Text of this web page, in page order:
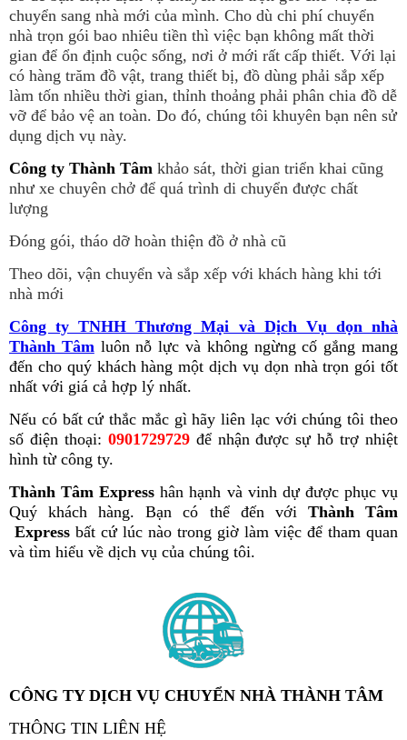
chuyển sang nhà mới của mình. Cho dù chi phí chuyển
nhà trọn gói bao nhiêu tiền thì việc bạn không mất thời
gian để ổn định cuộc sống, nơi ở mới rất cấp thiết. Với lại
có hàng trăm đồ vật, trang thiết bị, đồ dùng phải sắp xếp
làm tốn nhiều thời gian, thỉnh thoảng phải phân chia đồ dễ
vỡ để bảo vệ an toàn. Do đó, chúng tôi khuyên bạn nên sử
dụng dịch vụ này.
Công ty Thành Tâm khảo sát, thời gian triển khai cũng
như xe chuyên chở để quá trình di chuyển được chất
lượng
Đóng gói, tháo dỡ hoàn thiện đồ ở nhà cũ
Theo dõi, vận chuyển và sắp xếp với khách hàng khi tới
nhà mới
Công ty TNHH Thương Mại và Dịch Vụ dọn nhà
Thành Tâmluôn nỗ lực và không ngừng cố gắng mang
đến cho quý khách hàng một dịch vụ dọn nhà trọn gói tốt
nhất với giá cả hợp lý nhất.
Nếu có bất cứ thắc mắc gì hãy liên lạc với chúng tôi theo
số điện thoại: 0901729729để nhận được sự hỗ trợ nhiệt
hình từ công ty.
Thành Tâm Expresshân hạnh và vinh dự được phục vụ
Quý khách hàng. Bạn có thể đến với Thành Tâm
Express bất cứ lúc nào trong giờ làm việc để tham quan
và tìm hiểu về dịch vụ của chúng tôi.
CÔNG TY DỊCH VỤ CHUYỂN NHÀ THÀNH TÂM
THÔNG TIN LIÊN HỆ